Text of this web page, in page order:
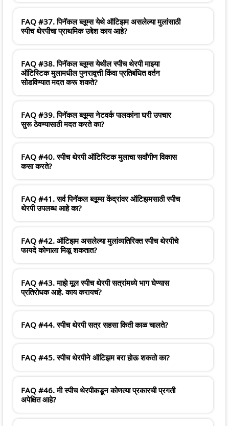
FAQ #37. पिनॅकल ब्लूम्स येथे ऑटिझम असलेल्या मुलांसाठी
स्पीच थेरपीचा प्राथमिक उद्देश काय आहे?
FAQ #38. पिनॅकल ब्लूम्स येथील स्पीच थेरपी माझ्या
ऑटिस्टिक मुलामधील पुनरावृत्ती किंवा प्रतिबंधित वर्तन
सोडविण्यात मदत करू शकते?
FAQ #39. पिनॅकल ब्लूम्स नेटवर्क पालकांना घरी उपचार
सुरू ठेवण्यासाठी मदत करते का?
FAQ #40. स्पीच थेरपी ऑटिस्टिक मुलाचा सर्वांगीण विकास
कसा करते?
FAQ #41. सर्व पिनॅकल ब्लूम्स केंद्रांवर ऑटिझमसाठी स्पीच
थेरपी उपलब्ध आहे का?
FAQ #42. ऑटिझम असलेल्या मुलांव्यतिरिक्त स्पीच थेरपीचे
फायदे कोणाला मिळू शकतात?
FAQ #43. माझे मूल स्पीच थेरपी सत्रांमध्ये भाग घेण्यास
प्रतिरोधक आहे. काय करायचं?
FAQ #44. स्पीच थेरपी सत्र सहसा किती काळ चालते?
FAQ #45. स्पीच थेरपीने ऑटिझम बरा होऊ शकतो का?
FAQ #46. मी स्पीच थेरपीकडून कोणत्या प्रकारची प्रगती
अपेक्षित आहे?